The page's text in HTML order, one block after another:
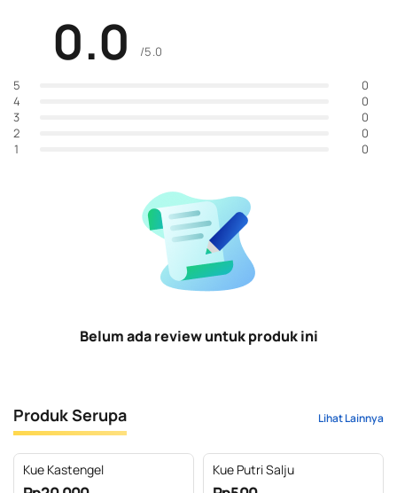
0.0 /5.0
5
0
4
0
3
0
2
0
1
0
Belum ada review untuk produk ini
Produk Serupa Lihat Lainnya
Kue Kastengel Kue Putri Salju